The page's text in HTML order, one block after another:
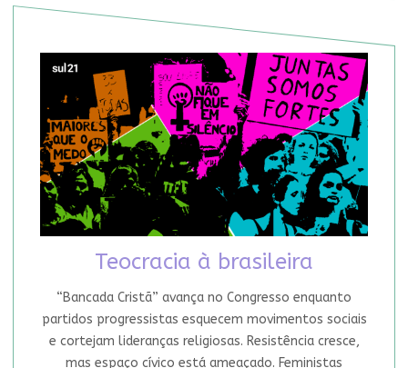
Teocracia à brasileira
“Bancada Cristã” avança no Congresso enquanto
partidos progressistas esquecem movimentos sociais
e cortejam lideranças religiosas. Resistência cresce,
mas espaço cívico está ameaçado. Feministas